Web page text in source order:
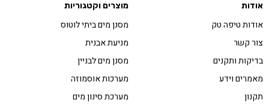
אודות
אודות טיפה טק
צור קשר
בדיקות ותקנים
מאמרים וידע
תקנון
מוצרים וקטגוריות
מסנן מים ביתי לוטוס
מניעת אבנית
מסנן מים לבניין
מערכות אוסמוזה
מערכת סינון מים